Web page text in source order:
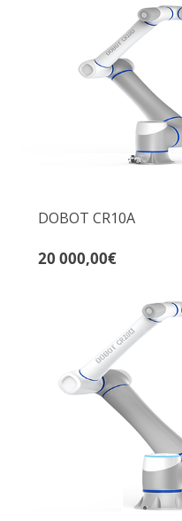
DOBOT CR10A
20 000,00€Cena